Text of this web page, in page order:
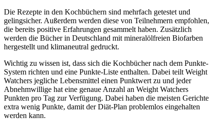
Die Rezepte in den Kochbüchern sind mehrfach getestet und
gelingsicher. Außerdem werden diese von Teilnehmern empfohlen,
die bereits positive Erfahrungen gesammelt haben. Zusätzlich
werden die Bücher in Deutschland mit mineralölfreien Biofarben
hergestellt und klimaneutral gedruckt.
Wichtig zu wissen ist, dass sich die Kochbücher nach dem Punkte-
System richten und eine Punkte-Liste enthalten. Dabei teilt Weight
Watchers jegliche Lebensmittel einen Punktwert zu und jeder
Abnehmwillige hat eine genaue Anzahl an Weight Watchers
Punkten pro Tag zur Verfügung. Dabei haben die meisten Gerichte
extra wenig Punkte, damit der Diät-Plan problemlos eingehalten
werden kann.